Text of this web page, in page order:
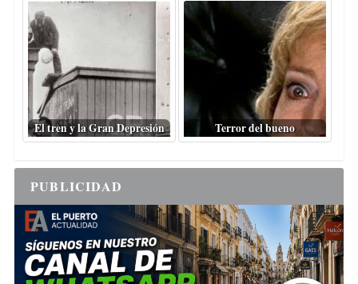
El tren y la Gran Depresión Terror del bueno
PUBLICIDAD